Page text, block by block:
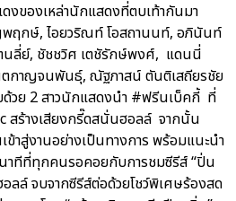
งของเหล่านักแสดงที่ตบเท้ากันมา
ฤกษ์, ไอยวริณท์ โอสถานนท์, อภินันท์
ลี่ย์, ชัชชวิศ เตชัรักษ์พงศ์, แดนนี่
กาญจนพันธุ์, ณัฐภาสน์ ตันติเสถียรชัย
ด้วย 2 สาวนักแสดงนำ #ฟรีนเบ็คกี้ ที่
สร้างเสียงกรี๊ดสนั่นฮอลล์ จากนั้น
าสู่งานอย่างเป็นทางการ พร้อมแนะนำ
าทีที่ทุกคนรอคอยกับการชมซีรีส์ “ปิ่น
ล์ จบจากซีรีส์ต่อด้วยโชว์พิเศษร้องสด